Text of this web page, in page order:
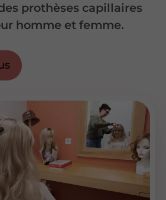
prothèses capillaires
homme et femme.